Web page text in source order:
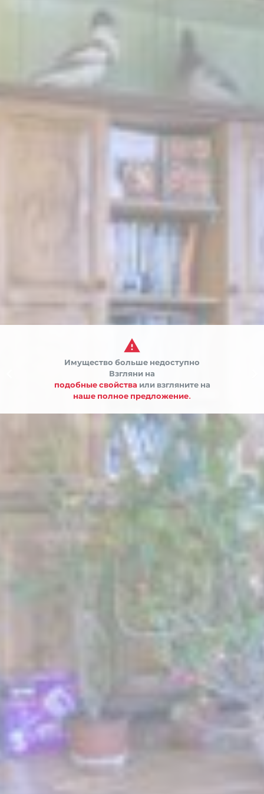

Имущество больше недоступно
Взгляни на
подобные свойства или взгляните на
наше полное предложение.